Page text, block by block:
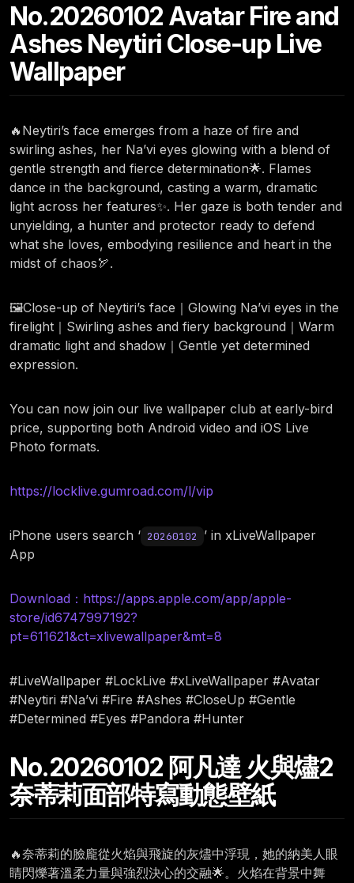
No.20260102 Avatar Fire and
Ashes Neytiri Close-up Live
Wallpaper
🔥Neytiri’s face emerges from a haze of fire and
swirling ashes, her Na’vi eyes glowing with a blend of
gentle strength and fierce determination🌟. Flames
dance in the background, casting a warm, dramatic
light across her features✨. Her gaze is both tender and
unyielding, a hunter and protector ready to defend
what she loves, embodying resilience and heart in the
midst of chaos🏹.
🖼️Close-up of Neytiri’s face｜Glowing Na’vi eyes in the
firelight｜Swirling ashes and fiery background｜Warm
dramatic light and shadow｜Gentle yet determined
expression.
You can now join our live wallpaper club at early-bird
price, supporting both Android video and iOS Live
Photo formats.
https://locklive.gumroad.com/l/vip
iPhone users search ‘ 20260102
’ in xLiveWallpaper
App
Download：https://apps.apple.com/app/apple-
store/id6747997192?
pt=611621&ct=xlivewallpaper&mt=8
#LiveWallpaper #LockLive #xLiveWallpaper #Avatar
#Neytiri #Na’vi #Fire #Ashes #CloseUp #Gentle
#Determined #Eyes #Pandora #Hunter
No.20260102 阿凡達 火與燼2
奈蒂莉面部特寫動態壁紙
🔥奈蒂莉的臉龐從火焰與飛旋的灰燼中浮現，她的納美人眼
睛閃爍著溫柔力量與強烈決心的交融🌟。火焰在背景中舞